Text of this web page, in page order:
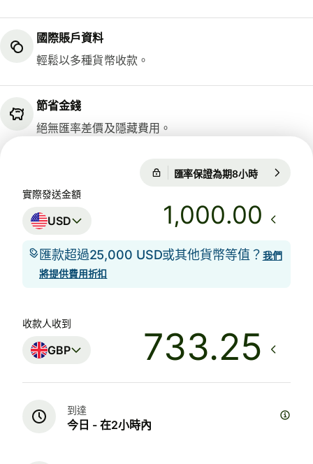
國際賬戶資料
輕鬆以多種貨幣收款。
節省金錢
絕無匯率差價及隱藏費用。
匯率保證為期8小時
實際發送金額
USD .00
匯款超過25,000 USD或其他貨幣等值？ 我們
將提供費用折扣
收款人收到
GBP
到達
今日 - 在2小時內